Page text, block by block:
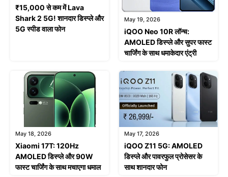
₹15,000 से कम में Lava
Shark 2 5G! शानदार डिस्प्ले और
5G स्पीड वाला फोन
May 19, 2026
iQOO Neo 10R लॉन्च:
AMOLED डिस्प्ले और सुपर फास्ट
चार्जिंग के साथ धमाकेदार एंट्री
May 18, 2026
Xiaomi 17T: 120Hz
AMOLED डिस्प्ले और 90W
फास्ट चार्जिंग के साथ मचाएगा धमाल
May 17, 2026
iQOO Z11 5G: AMOLED
डिस्प्ले और पावरफुल प्रोसेसर के
साथ शानदार फोन